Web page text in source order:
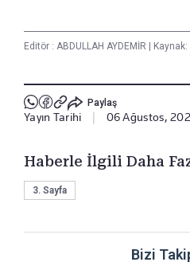
Editör : ABDULLAH AYDEMİR | Kaynak:
Paylaş
Yayın Tarihi | 06 Ağustos,
Haberle İlgili Daha
3. Sayfa
Bizi